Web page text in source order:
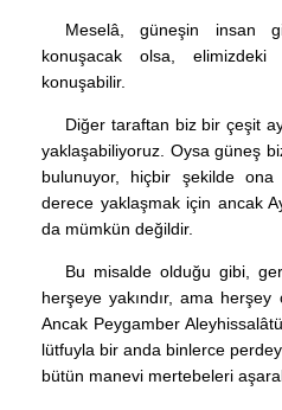
Meselâ, güneşin insan
konuşacak olsa, elimizdeki
konuşabilir.
Diğer taraftan biz bir çeşit
yaklaşabiliyoruz. Oysa güneş
bulunuyor, hiçbir şekilde ona
derece yaklaşmak için ancak
da mümkün değildir.
Bu misalde olduğu gibi,
herşeye yakındır, ama herşey
Ancak Peygamber
lütfuyla bir anda binlerce
bütün manevi mertebeleri